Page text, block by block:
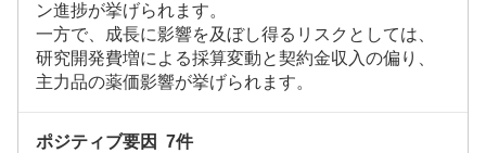
ン進捗が挙げられます。
一方で、成長に影響を及ぼし得るリスクとしては、
研究開発費増による採算変動と契約金収入の偏り、
主力品の薬価影響が挙げられます。
ポジティブ要因 7件